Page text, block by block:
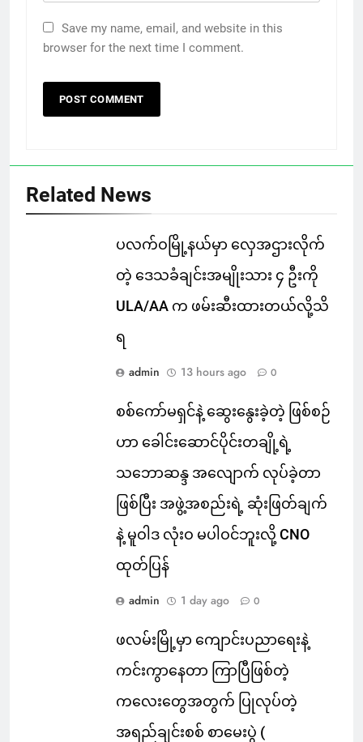
Save my name, email, and website in this
browser for the next time I comment.
Related News
ပလက်ဝမြို့နယ်မှာ လှေအဌားလိုက်
တဲ့ ဒေသခံချင်းအမျိုးသား ၄ ဦးကို
ULA/AA က ဖမ်းဆီးထားတယ်လို့သိ
ရ
admin 13 hours ago 0
စစ်ကော်မရှင်နဲ့ ဆွေးနွေးခဲ့တဲ့ ဖြစ်စဉ်
ဟာ ခေါင်းဆောင်ပိုင်းတချို့ရဲ့
သဘောဆန္ဒ အလျောက် လုပ်ခဲ့တာ
ဖြစ်ပြီး အဖွဲ့အစည်းရဲ့ ဆုံးဖြတ်ချက်
နဲ့ မူဝါဒ လုံးဝ မပါဝင်ဘူးလို့ CNO
ထုတ်ပြန်
admin 1 day ago 0
ဖလမ်းမြို့မှာ ကျောင်းပညာရေးနဲ့
ကင်းကွာနေတာ ကြာပြီဖြစ်တဲ့
ကလေးတွေအတွက် ပြုလုပ်တဲ့
အရည်ချင်းစစ် စာမေးပွဲ (